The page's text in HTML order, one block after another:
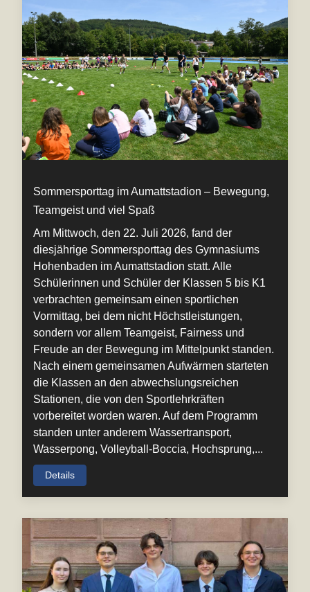
Sommersporttag im Aumattstadion – Bewegung,
Teamgeist und viel Spaß
Am Mittwoch, den 22. Juli 2026, fand der
diesjährige Sommersporttag des Gymnasiums
Hohenbaden im Aumattstadion statt. Alle
Schülerinnen und Schüler der Klassen 5 bis K1
verbrachten gemeinsam einen sportlichen
Vormittag, bei dem nicht Höchstleistungen,
sondern vor allem Teamgeist, Fairness und
Freude an der Bewegung im Mittelpunkt standen.
Nach einem gemeinsamen Aufwärmen starteten
die Klassen an den abwechslungsreichen
Stationen, die von den Sportlehrkräften
vorbereitet worden waren. Auf dem Programm
standen unter anderem Wassertransport,
Wasserpong, Volleyball-Boccia, Hochsprung,...
Details